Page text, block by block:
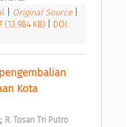
Original Source
(13.984 KB)
DOI:
Kota
; R. Tosan Tri Putro